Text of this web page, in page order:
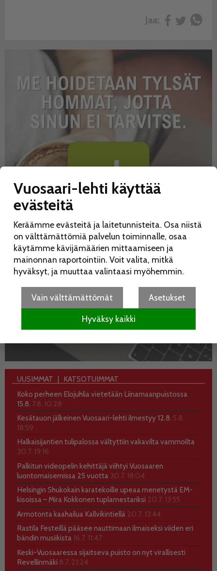
Jaa:
UUSIMMAT
KATSOTUIMMAT
Koko perheen Elojuhlia vietetään Liinamaanpuistossa
15.8. 7.8. 10:28
Kesätauon jälkeinen Vuosaari-lehti ilmestyy 12.8. 5.8.
18:59
Halkaisijantien tulipalossa vältyttiin vakavilta vammoilta
30.7. 19:16
Palkitun videopelin kehittäjä viihtyi Vuosaaren
luontomaisemissa 25 vuotta 30.7. 18:04
Helsingin Shukokain karatekoille upeaa menetystä EM-
kisoissa – Mira Kokkonen tuplamestariksi 20.7. 13:55
Armotonta kaahailua Kallvikintiellä 20.7. 13:44
Rastila Festeillä pääsee nauttimaan ilmaiseksi viiden eri
bändin musiikista 16.7. 11:47
Keski-Vuosaaressa sijaitseva puisto on nyt virallisesti
Revellinmäki 8.7. 21:24
Vuosaari-lehti käyttää
evästeitä
Keräämme evästeitä ja laitetunnisteita. Osa niistä
on välttämättömiä palvelun toiminnalle, osaa
käytämme kävijämäärien mittaamiseen ja
mainonnan raportointiin. Voit valita, mitkä
hyväksyt, ja muuttaa valintaasi myöhemmin.
Vain välttämättömät Asetukset
Hyväksy kaikki